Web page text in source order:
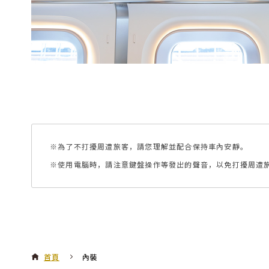
※為了不打擾周遭旅客，請您理解並配合保持車內安靜。
※使用電腦時，請注意鍵盤操作等發出的聲音，以免打擾周遭
首頁 內裝